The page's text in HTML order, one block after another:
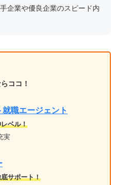
企業や優良企業のスピード内
ココ！
職エージェント
ベル！
実
サポート！